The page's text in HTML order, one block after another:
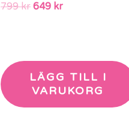
799kr 649 kr
LÄGG TILL I
VARUKORG